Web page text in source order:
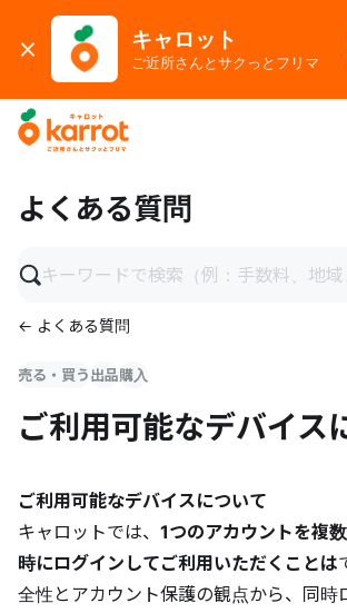
キャロット
ご近所さんとサクっとフリマ
メインコンテンツにスキップ
よくある質問
← よくある質問
売る・買う出品購入
ご利用可能なデバイス
ご利用可能なデバイスについて
キャロットでは、 1つのアカウントを複
時にログインしてご利用いただくことは
全性とアカウント保護の観点から、同時